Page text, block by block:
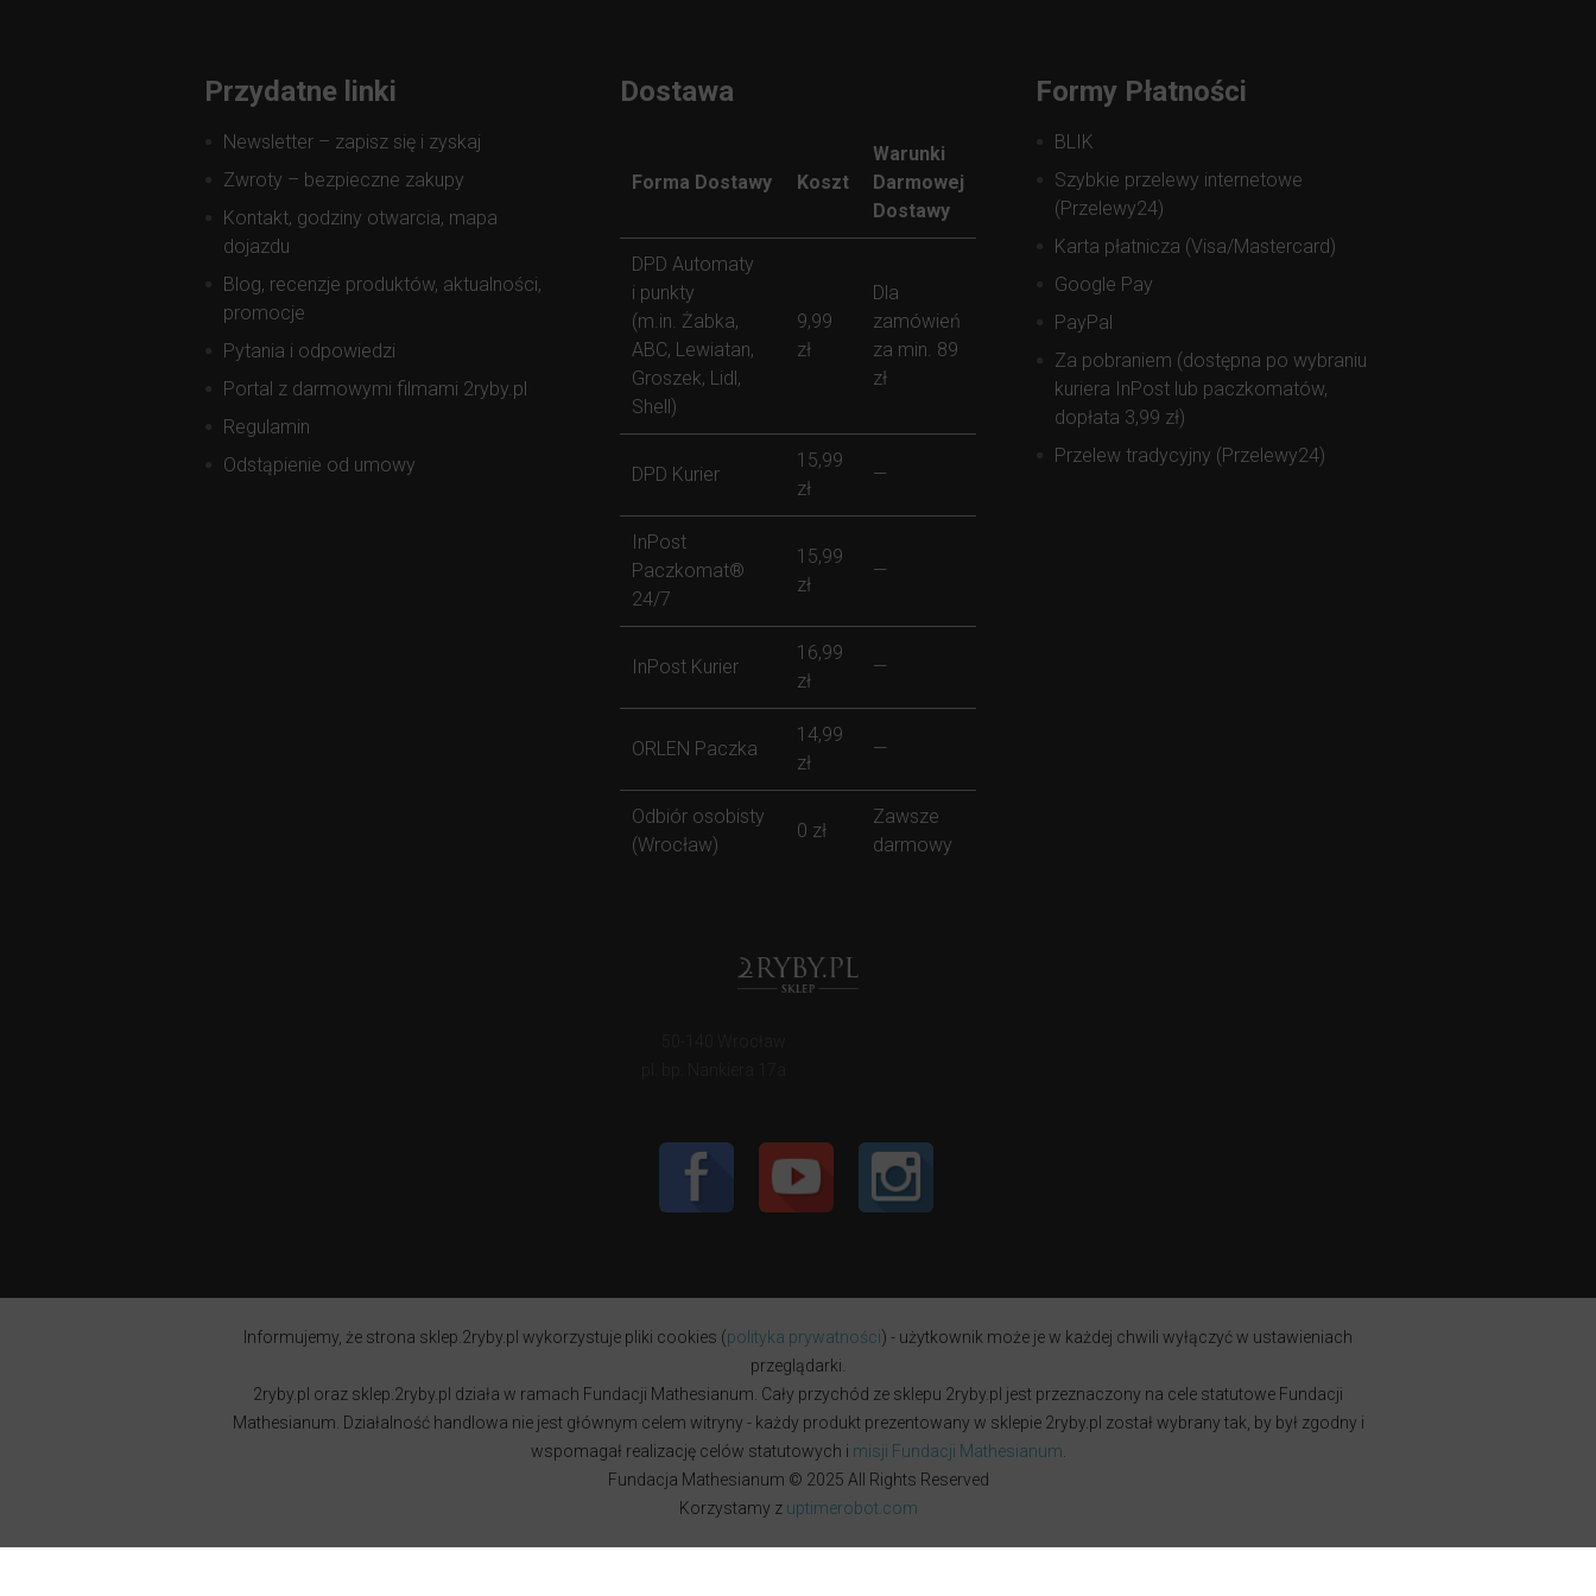
Przydatne linki
Newsletter – zapisz się i zyskaj
Zwroty – bezpieczne zakupy
Kontakt, godziny otwarcia, mapa
dojazdu
Blog, recenzje produktów, aktualności,
promocje
Pytania i odpowiedzi
Portal z darmowymi filmami 2ryby.pl
Regulamin
Odstąpienie od umowy
Dostawa
Forma Dostawy Koszt
Warunki
Darmowej
Dostawy
DPD Automaty
i punkty
(m.in. Żabka,
ABC, Lewiatan,
Groszek, Lidl,
Shell)
9,99
zł
Dla
zamówień
za min. 89
zł
DPD Kurier
15,99
zł
—
InPost
Paczkomat®
24/7
15,99
zł
—
InPost Kurier
16,99
zł
—
ORLEN Paczka
14,99
zł
—
Odbiór osobisty
(Wrocław)
0 zł
Zawsze
darmowy
Formy Płatności
BLIK
Szybkie przelewy internetowe
(Przelewy24)
Karta płatnicza (Visa/Mastercard)
Google Pay
PayPal
Za pobraniem (dostępna po wybraniu
kuriera InPost lub paczkomatów,
dopłata 3,99 zł)
Przelew tradycyjny (Przelewy24)
Informujemy, że strona sklep.2ryby.pl wykorzystuje pliki cookies (polityka prywatności) - użytkownik może je w każdej chwili wyłączyć w ustawieniach
przeglądarki.
2ryby.pl oraz sklep.2ryby.pl działa w ramach Fundacji Mathesianum. Cały przychód ze sklepu 2ryby.pl jest przeznaczony na cele statutowe Fundacji
Mathesianum. Działalność handlowa nie jest głównym celem witryny - każdy produkt prezentowany w sklepie 2ryby.pl został wybrany tak, by był zgodny i
wspomagał realizację celów statutowych i misji Fundacji Mathesianum.
Fundacja Mathesianum © 2025 All Rights Reserved
Korzystamy z uptimerobot.com